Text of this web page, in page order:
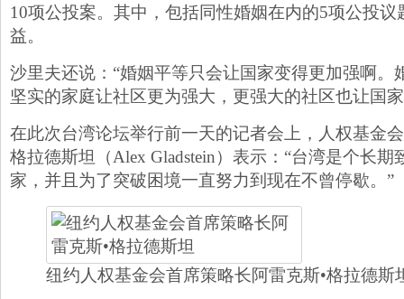
10项公投案。其中，包括同性婚姻在内的5项公投
益。
沙里夫还说：“婚姻平等只会让国家变得更加强啊。
坚实的家庭让社区更为强大，更强大的社区也让国
在此次台湾论坛举行前一天的记者会上，人权基金
格拉德斯坦（Alex Gladstein）表示：“台湾是个长期
家，并且为了突破困境一直努力到现在不曾停歇。”
纽约人权基金会首席策略长阿雷克斯•格拉德斯